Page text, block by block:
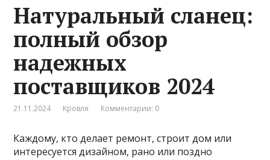
Натуральный сланец:
полный обзор
надежных
поставщиков 2024
21.11.2024 Кровля Комментарии: 0
Каждому, кто делает ремонт, строит дом или
интересуется дизайном, рано или поздно